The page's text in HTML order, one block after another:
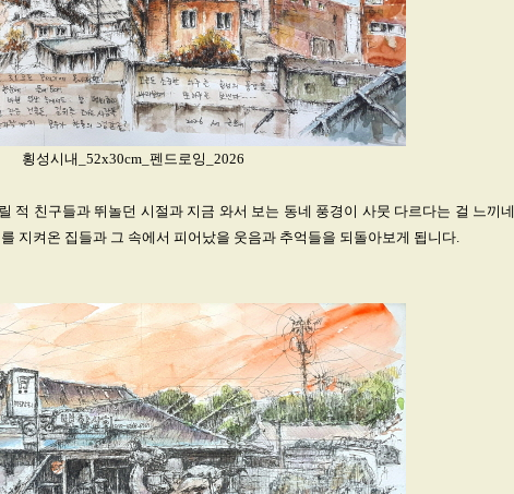
횡성시내_52x30cm_펜드로잉_2026
적 친구들과 뛰놀던 시절과 지금 와서 보는 동네 풍경이 사뭇 다르다는 걸 느끼네
지켜온 집들과 그 속에서 피어났을 웃음과 추억들을 되돌아보게 됩니다.